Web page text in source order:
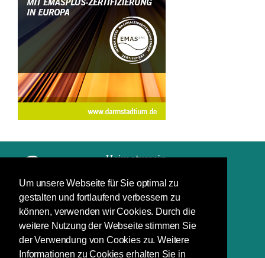
Um unsere Webseite für Sie optimal zu
gestalten und fortlaufend verbessern zu
können, verwenden wir Cookies. Durch die
weitere Nutzung der Webseite stimmen Sie
der Verwendung von Cookies zu. Weitere
Informationen zu Cookies erhalten Sie in
Impressum
Datenschutz
Schuchardstraße 7